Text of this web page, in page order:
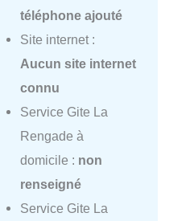
téléphone ajouté
Site internet :
Aucun site internet
connu
Service Gite La
Rengade à
domicile : non
renseigné
Service Gite La